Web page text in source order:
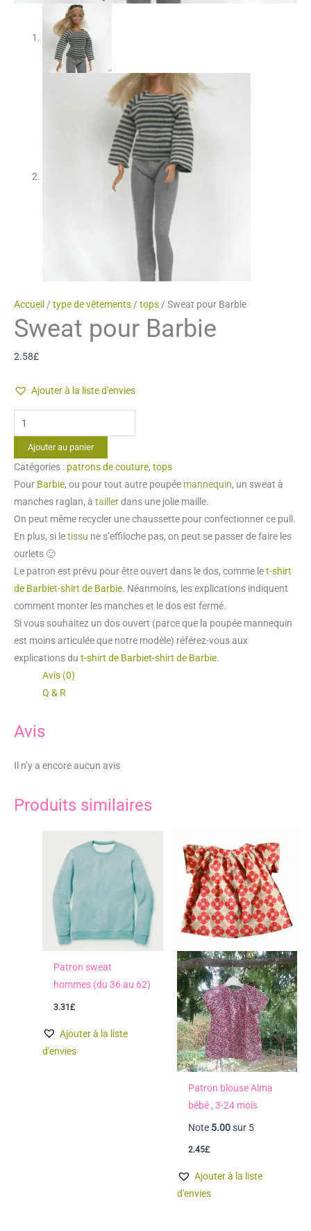
Accueil / type de vêtements / tops / Sweat pour Barbie
Sweat pour Barbie
2.58£
Ajouter à la liste d'envies
quantité
de
Sweat
pour
Barbie
Ajouter au panier
Catégories : patrons de couture, tops
Pour Barbie, ou pour tout autre poupée mannequin, un sweat à
manches raglan, à taillerdans une jolie maille.
On peut même recycler une chaussette pour confectionner ce pull.
En plus, si letissu ne s’effiloche pas, on peut se passer de faire les
ourlets 🙂
Le patron est prévu pour être ouvert dans le dos, comme let-shirt
de Barbiet-shirt de Barbie. Néanmoins, les explications indiquent
comment monter les manches et le dos est fermé.
Si vous souhaitez un dos ouvert (parce que la poupée mannequin
est moins articulée que notre modèle) référez-vous aux
explications du t-shirt de Barbiet-shirt de Barbie.
Avis (0)
Q & R
Avis
Il n’y a encore aucun avis
Produits similaires
Patron sweat
hommes (du 36 au 62)
3.31£
Ajouter à la liste
d'envies
Patron blouse Alma
bébé , 3-24 mois
Note 5.00sur 5
2.45£
Ajouter à la liste
d'envies